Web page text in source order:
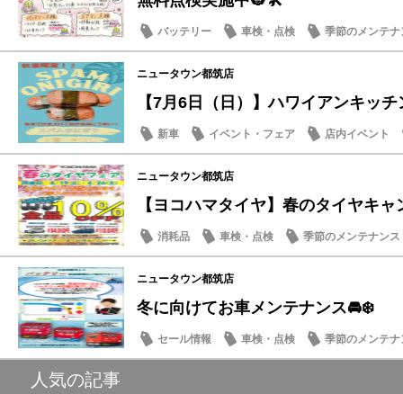
バッテリー 車検・点検
季節のメンテナ
メンテナンス商品
ニュータウン都筑店
【7月6日（日）】ハワイアンキッ
新車 イベント・フェア 店内イベント
ニュータウン都筑店
【ヨコハマタイヤ】春のタイヤキ
消耗品 車検・点検 季節のメンテナンス
ニュータウン都筑店
冬に向けてお車メンテナンス🚘❄️
セール情報 車検・点検
季節のメンテナ
メンテナンス商品
人気の記事